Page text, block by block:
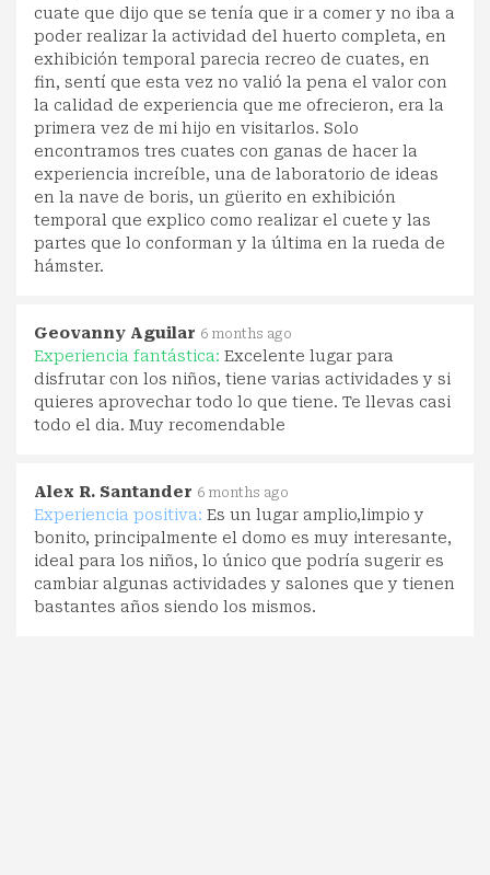
cuate que dijo que se tenía que ir a comer y no iba a
poder realizar la actividad del huerto completa, en
exhibición temporal parecia recreo de cuates, en
fin, sentí que esta vez no valió la pena el valor con
la calidad de experiencia que me ofrecieron, era la
primera vez de mi hijo en visitarlos. Solo
encontramos tres cuates con ganas de hacer la
experiencia increíble, una de laboratorio de ideas
en la nave de boris, un güerito en exhibición
temporal que explico como realizar el cuete y las
partes que lo conforman y la última en la rueda de
hámster.
Geovanny Aguilar 6 months ago
Experiencia fantástica: Excelente lugar para
disfrutar con los niños, tiene varias actividades y si
quieres aprovechar todo lo que tiene. Te llevas casi
todo el dia. Muy recomendable
Alex R. Santander 6 months ago
Experiencia positiva: Es un lugar amplio,limpio y
bonito, principalmente el domo es muy interesante,
ideal para los niños, lo único que podría sugerir es
cambiar algunas actividades y salones que y tienen
bastantes años siendo los mismos.